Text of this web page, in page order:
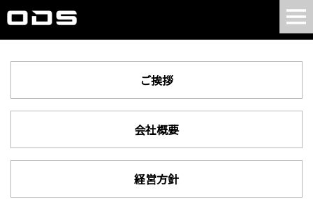
ご挨拶
会社概要
経営方針